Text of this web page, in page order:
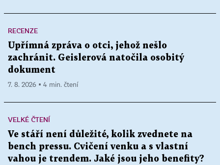
RECENZE
Upřímná zpráva o otci, jehož nešlo
zachránit. Geislerová natočila osobitý
dokument
7. 8. 2026 ▪ 4 min. čtení
VELKÉ ČTENÍ
Ve stáří není důležité, kolik zvednete na
bench pressu. Cvičení venku a s vlastní
vahou je trendem. Jaké jsou jeho benefity?